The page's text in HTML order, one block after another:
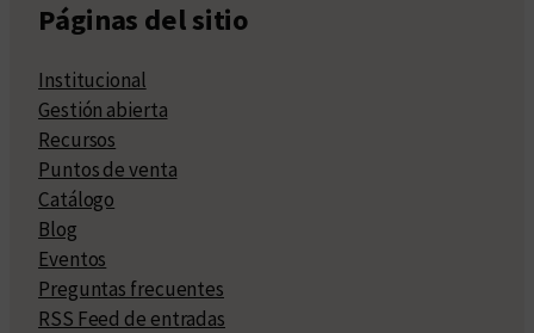
Páginas del sitio
Institucional
Gestión abierta
Recursos
Puntos de venta
Catálogo
Blog
Eventos
Preguntas frecuentes
RSS Feed de entradas